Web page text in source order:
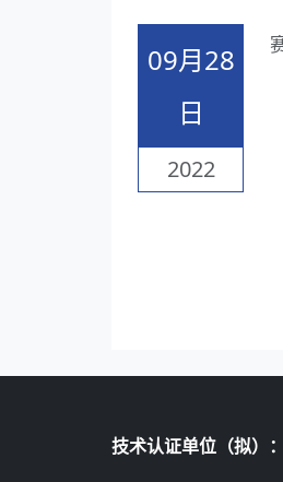
09月28
日
2022
技术认证单位（拟）：